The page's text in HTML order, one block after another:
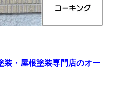
装・屋根塗装専門店のオー